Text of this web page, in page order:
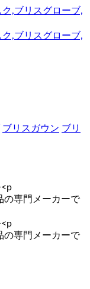
ブリスガウン ブリ